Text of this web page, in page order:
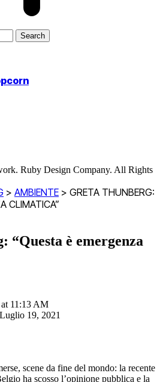
Ruby Design Company. All Rights
> AMBIENTE > GRETA THUNBERG:
CLIMATICA”
“Questa è emergenza
11:13 AM
19, 2021
scene da fine del mondo: la recente
ha scosso l’opinione pubblica e la